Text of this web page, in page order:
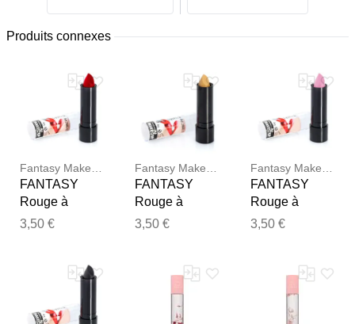
Produits connexes
Fantasy Make Up
FANTASY
Rouge à
lèvres, rouge
3,50 €
Fantasy Make Up
FANTASY
Rouge à
lèvres, doré
3,50 €
Fantasy Make Up
FANTASY
Rouge à
lèvres, rose
3,50 €
examiner vos commentaires
avant de les publier.